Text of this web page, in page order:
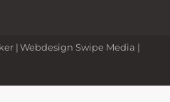
Webdesign Swipe Media